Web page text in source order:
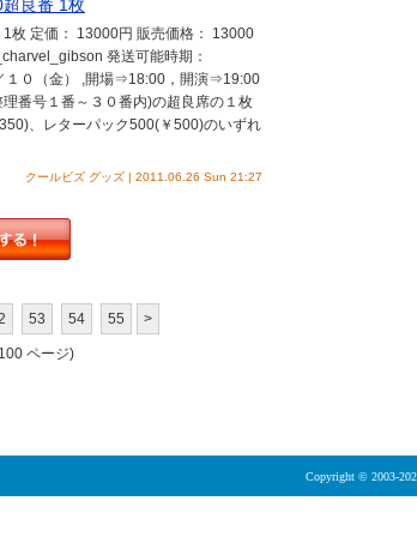
良番 1枚
枚 定価： 13000円 販売価格： 13000
発送可能時期：
０（金） ,開場⇒18:00，開演⇒19:00
番号１番～３０番内)の超良席の１枚
、レターパック500(￥500)のいずれ
クールビズ グッズ | 2011.06.26 Sun 21:27
53 54 55 >
ページ)
Copyright © 2003-